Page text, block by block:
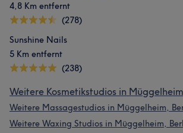
4,8 Km entfernt
(278)
Sunshine Nails
5 Km entfernt
(238)
Weitere Kosmetikstudios in
Weitere Massagestudios in Müggelheim,
Weitere Waxing Studios in Müggelheim,